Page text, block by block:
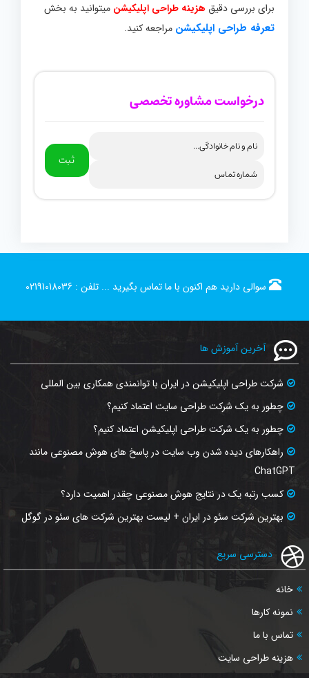
برای بررسی دقیق هزینه طراحی اپلیکیشن میتوانید به بخش
تعرفه طراحی اپلیکیشن مراجعه کنید.
درخواست مشاوره تخصصی
ثبت
سوالی دارید هم اکنون با ما تماس بگیرید ... تلفن : 02191018036
آخرین آموزش ها
شرکت طراحی اپلیکیشن در ایران با توانمندی همکاری بین المللی
چطور به یک شرکت طراحی سایت اعتماد کنیم؟
چطور به یک شرکت طراحی اپلیکیشن اعتماد کنیم؟
راهکارهای دیده شدن وب‌ سایت در پاسخ‌ های هوش مصنوعی مانند
ChatGPT
کسب رتبه یک در نتایج هوش مصنوعی چقدر اهمیت دارد؟
بهترین شرکت سئو در ایران + لیست بهترین شرکت های سئو در گوگل
دسترسی سریع
خانه
نمونه کارها
تماس با ما
هزینه طراحی سایت